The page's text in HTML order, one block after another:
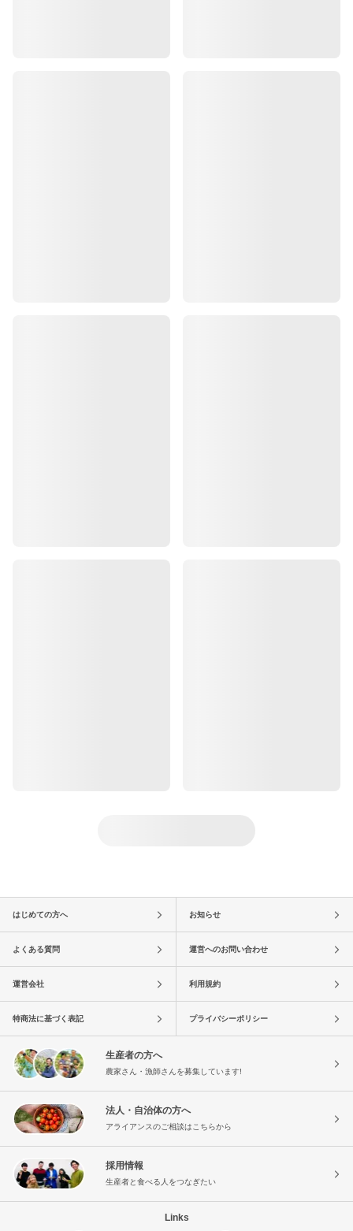
はじめての方へ お知らせ
よくある質問 運営へのお問い合わせ
運営会社 利用規約
特商法に基づく表記 プライバシーポリシー
生産者の方へ
農家さん・漁師さんを募集しています!
法人・自治体の方へ
アライアンスのご相談はこちらから
採用情報
生産者と食べる人をつなぎたい
Links